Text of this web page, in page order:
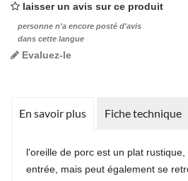
laisser un avis sur ce produit
personne n'a encore posté d'avis
dans cette langue
Evaluez-le
En savoir plus Fiche technique
l'oreille de porc est un plat
entrée, mais peut également se